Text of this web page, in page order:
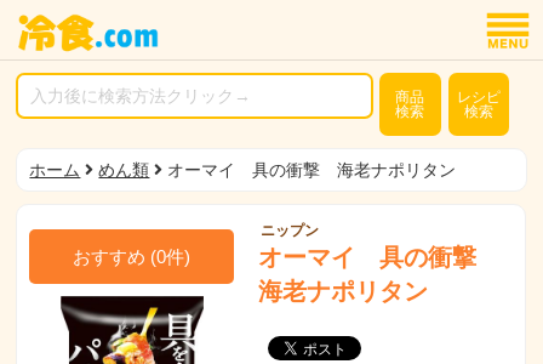
商品
検索
レシピ
検索
ホーム めん類 オーマイ 具の衝撃 海老ナポリタン
おすすめ (0件)
ニップン
オーマイ 具の衝撃
海老ナポリタン